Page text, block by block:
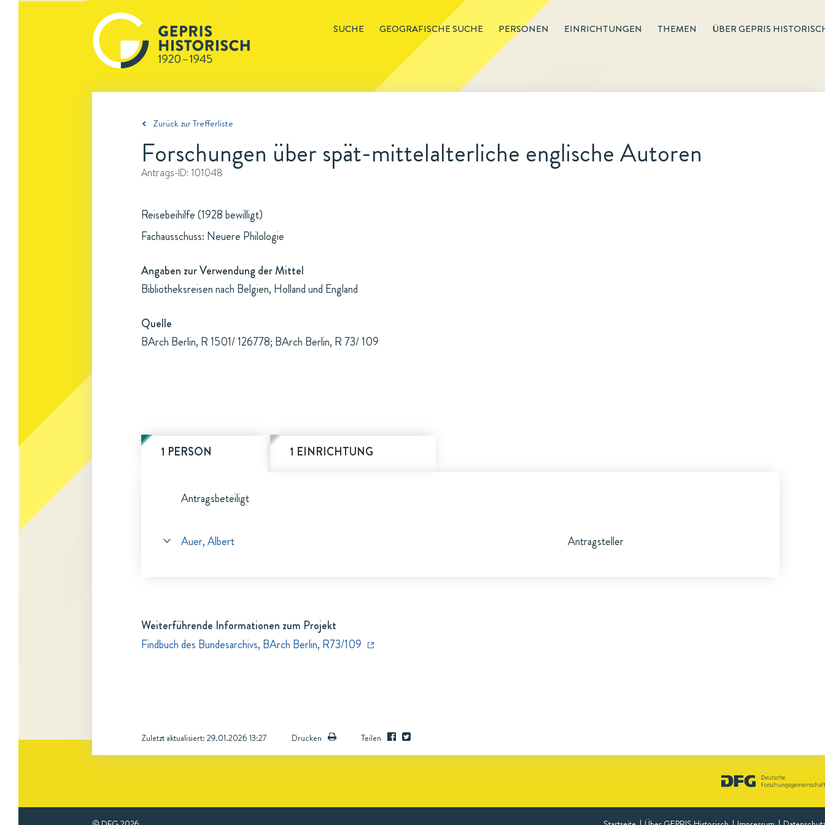
SUCHE GEOGRAFISCHE SUCHE PERSONEN EINRICHTUNGEN THEMEN ÜBER GEPRIS
Zurück zur Trefferliste
Forschungen über spät-mittelalterliche englische Autoren
Antrags-ID: 101048
Reisebeihilfe (1928 bewilligt)
Fachausschuss: Neuere Philologie
Angaben zur Verwendung der Mittel
Bibliotheksreisen nach Belgien, Holland und England
Quelle
BArch Berlin, R 1501/ 126778; BArch Berlin, R 73/ 109
1 PERSON 1 EINRICHTUNG
Antragsbeteiligt
Auer, Albert Antragsteller
Weiterführende Informationen zum Projekt
Findbuch des Bundesarchivs, BArch Berlin, R73/109
Zuletzt aktualisiert: 29.01.2026 13:27 Drucken Teilen